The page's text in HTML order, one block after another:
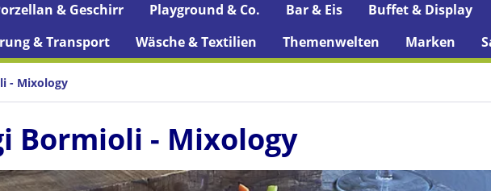
& Geschirr Playground & Co. Bar & Eis Buffet & Display
& Transport Wäsche & Textilien Themenwelten Marken
- Mixology
Bormioli - Mixology